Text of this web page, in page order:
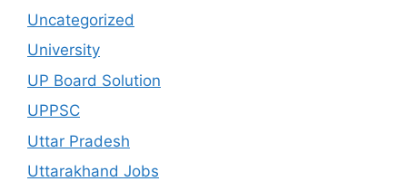
Uncategorized
University
UP Board Solution
UPPSC
Uttar Pradesh
Uttarakhand Jobs